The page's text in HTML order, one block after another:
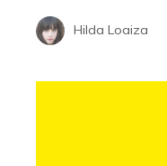
Hilda Loaiza